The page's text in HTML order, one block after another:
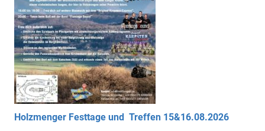
Holzmenger Festtage und Treffen 15&16.08.2026